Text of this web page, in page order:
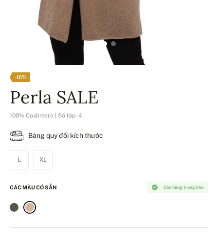
-16%
Perla SALE
100% Cashmere | Số lớp: 4
Bảng quy đổi kích thước
L XL
Còn hàng trong kho
CÁC MÀU CÓ SẴN